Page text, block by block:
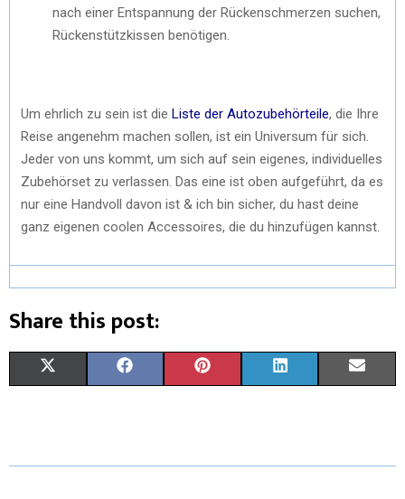
nach einer Entspannung der Rückenschmerzen suchen,
Rückenstützkissen benötigen.
Um ehrlich zu sein ist die Liste der Autozubehörteile, die Ihre
Reise angenehm machen sollen, ist ein Universum für sich.
Jeder von uns kommt, um sich auf sein eigenes, individuelles
Zubehörset zu verlassen. Das eine ist oben aufgeführt, da es
nur eine Handvoll davon ist & ich bin sicher, du hast deine
ganz eigenen coolen Accessoires, die du hinzufügen kannst.
Share this post:
W E T K I